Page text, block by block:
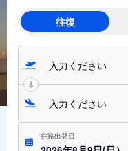
往復
入力ください
入力ください
往路出発日